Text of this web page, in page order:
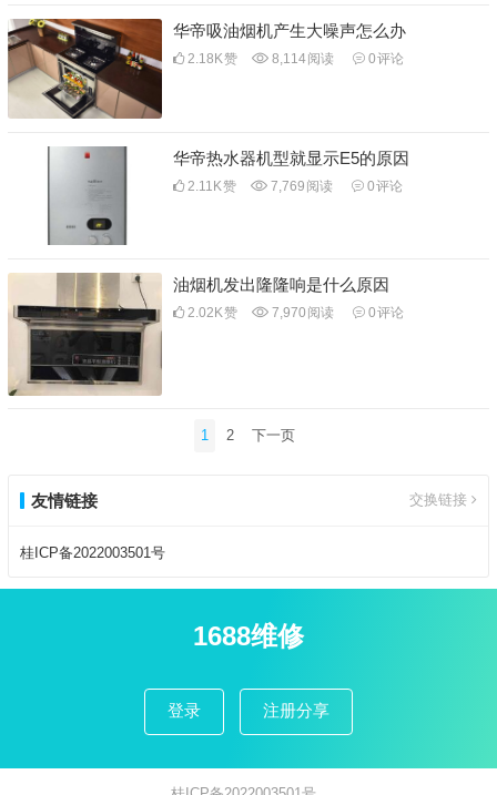
华帝吸油烟机产生大噪声怎么办
2.18K赞 8,114阅读 0评论
华帝热水器机型就显示E5的原因
2.11K赞 7,769 阅读 0评论
油烟机发出隆隆响是什么原因
2.02K赞 7,970 阅读 0评论
页
1 2 下一页
友情链接 交换链接
桂ICP备2022003501号
1688维修
登录 注册分享